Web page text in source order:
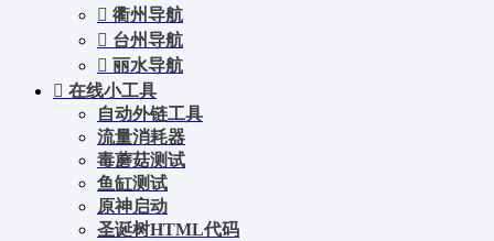
衢州导航
台州导航
丽水导航
在线小工具
自动外链工具
流量消耗器
毒蘑菇测试
鱼缸测试
原神启动
圣诞树HTML代码